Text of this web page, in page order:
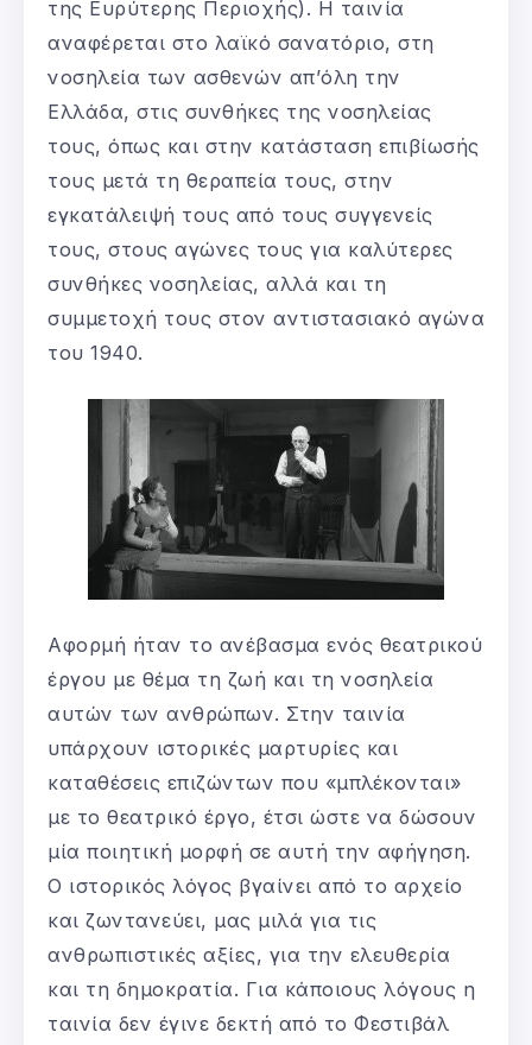
της Ευρύτερης Περιοχής). Η ταινία
αναφέρεται στο λαϊκό σανατόριο, στη
νοσηλεία των ασθενών απ’όλη την
Ελλάδα, στις συνθήκες της νοσηλείας
τους, όπως και στην κατάσταση επιβίωσής
τους μετά τη θεραπεία τους, στην
εγκατάλειψή τους από τους συγγενείς
τους, στους αγώνες τους για καλύτερες
συνθήκες νοσηλείας, αλλά και τη
συμμετοχή τους στον αντιστασιακό αγώνα
του 1940.
Αφορμή ήταν το ανέβασμα ενός θεατρικού
έργου με θέμα τη ζωή και τη νοσηλεία
αυτών των ανθρώπων. Στην ταινία
υπάρχουν ιστορικές μαρτυρίες και
καταθέσεις επιζώντων που «μπλέκονται»
με το θεατρικό έργο, έτσι ώστε να δώσουν
μία ποιητική μορφή σε αυτή την αφήγηση.
Ο ιστορικός λόγος βγαίνει από το αρχείο
και ζωντανεύει, μας μιλά για τις
ανθρωπιστικές αξίες, για την ελευθερία
και τη δημοκρατία. Για κάποιους λόγους η
ταινία δεν έγινε δεκτή από το Φεστιβάλ